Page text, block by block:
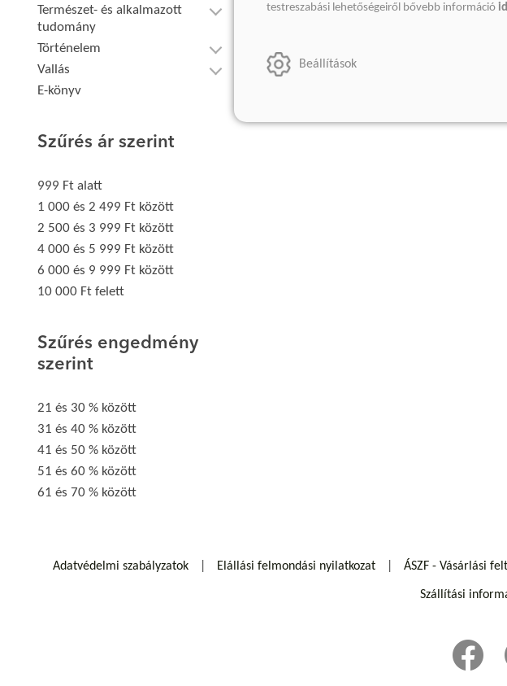
Természet- és alkalmazott
tudomány
Történelem
Vallás
E-könyv
Szűrés ár szerint
999 Ft alatt
1 000 és 2 499 Ft között
2 500 és 3 999 Ft között
4 000 és 5 999 Ft között
6 000 és 9 999 Ft között
10 000 Ft felett
Szűrés engedmény
szerint
21 és 30 % között
31 és 40 % között
41 és 50 % között
51 és 60 % között
61 és 70 % között
Adatvédelmi szabályzatok Elállási felmondási nyilatkozat ÁSZF - Vásárlási
Szállítási
testreszabási lehetőségeiről bővebb információ
Beállítások